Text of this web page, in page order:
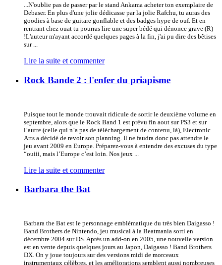
...N'oublie pas de passer par le stand Ankama acheter ton exemplaire de
Debaser. En plus d'une jolie dédicasse par la jolie Rafchu, tu auras des
goodies à base de guitare gonflable et des badges hype de ouf. Et en
rentrant chez ouat tu pourras lire une super bédé qui dénonce grave (R)
!L'auteur m'ayant accordé quelques pages à la fin, j'ai pu dire des bêtises
sur ...
Lire la suite et commenter
Rock Bande 2 : l'enfer du priapisme
Puisque tout le monde trouvait ridicule de sortir le deuxième volume en
septembre, alors que le Rock Band 1 est prévu fin aout sur PS3 et sur
l’autre (celle qui n’a pas de téléchargement de contenu, là), Electronic
Arts a décidé de revoir son planning. Il ne faudra donc pas attendre le
jeu avant 2009 en Europe. Préparez-vous à entendre des excuses du type
“ouiii, mais l’Europe c’est loin. Nos jeux ...
Lire la suite et commenter
Barbara the Bat
Barbara the Bat est le personnage emblématique du très bien Daigasso !
Band Brothers de Nintendo, jeu musical à la Beatmania sorti en
décembre 2004 sur DS. Après un add-on en 2005, une nouvelle version
est en vente depuis quelques jours au Japon, Daigasso ! Band Brothers
DX. On y joue toujours sur des versions midi de morceaux
instrumentaux célèbres, et les améliorations semblent aussi nombreuses